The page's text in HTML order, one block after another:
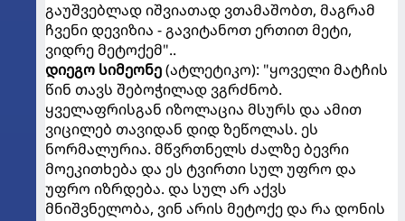
გაუშვებლად იშვიათად ვთამაშობთ, მაგრამ
ჩვენი დევიზია - გავიტანოთ ერთით მეტი,
ვიდრე მეტოქემ"..
დიეგო სიმეონე(ატლეტიკო): "ყოველი მატჩის
წინ თავს შებოჭილად ვგრძნობ.
ყველაფრისგან იზოლაცია მსურს და ამით
ვიცილებ თავიდან დიდ ზეწოლას. ეს
ნორმალურია. მწვრთნელს ძალზე ბევრი
მოეკითხება და ეს ტვირთი სულ უფრო და
უფრო იზრდება. და სულ არ აქვს
მნიშვნელობა, ვინ არის მეტოქე და რა დონის